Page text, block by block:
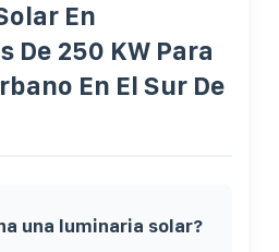
En
De 250 KW Para
En El Sur De
una luminaria solar?